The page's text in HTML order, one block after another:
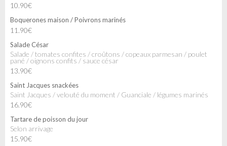
10.90€
Boquerones maison / Poivrons marinés
11.90€
Salade César
Salade / tomates confites / croûtons / copeaux parmesan / poulet
pané / oignons confits / sauce césar
13.90€
Saint Jacques snackées
Saint Jacques / velouté du moment / Guanciale / légumes marinés
16.90€
Tartare de poisson du jour
Selon arrivage
15.90€